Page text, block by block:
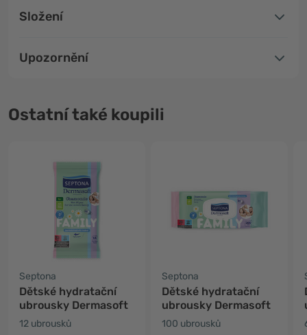
Složení
Upozornění
Ostatní také koupili
Septona
Dětské hydratační
ubrousky Dermasoft
12 ubrousků
Septona
Dětské hydratační
ubrousky Dermasoft
100 ubrousků